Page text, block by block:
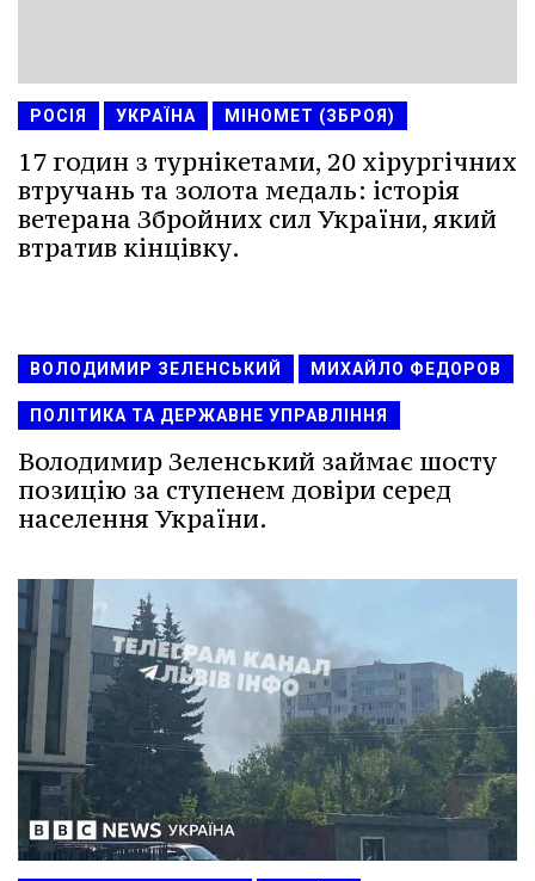
РОСІЯ УКРАЇНА МІНОМЕТ (ЗБРОЯ)
17 годин з турнікетами, 20 хірургічних
втручань та золота медаль: історія
ветерана Збройних сил України, який
втратив кінцівку.
ВОЛОДИМИР ЗЕЛЕНСЬКИЙ МИХАЙЛО ФЕДОРОВ
ПОЛІТИКА ТА ДЕРЖАВНЕ УПРАВЛІННЯ
Володимир Зеленський займає шосту
позицію за ступенем довіри серед
населення України.